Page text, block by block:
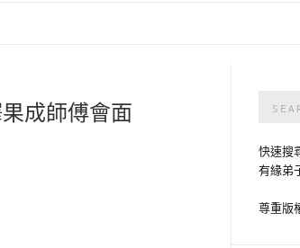
成師傅會面
快速搜
有緣弟
尊重版